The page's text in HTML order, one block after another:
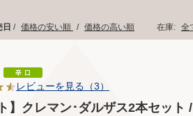
/ 価格の安い順 / 価格の高い順 在庫: 全
レビューを見る（3）
ト】クレマン･ダルザス2本セッ